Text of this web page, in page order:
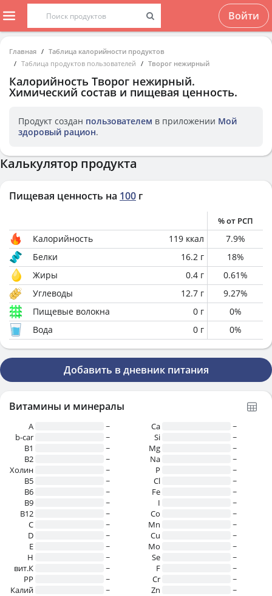
Войти
Главная
Таблица калорийности продуктов
Таблица продуктов пользователей
Творог нежирный
Калорийность Творог нежирный.
Химический состав и пищевая ценность.
Продукт создан пользователем в приложении Мой
здоровый рацион.
Калькулятор продукта
Пищевая ценность на 100 г
% от РСП
Калорийность 119 ккал 7.9%
Белки
16.2 г 18%
Жиры
0.4 г 0.61%
Углеводы
12.7 г 9.27%
Пищевые волокна
0 г 0%
Вода
0 г 0%
Добавить в дневник питания
Витамины и минералы
A
~
b-car
~
В1
~
B2
~
Холин
~
B5
~
B6
~
B9
~
B12
~
C
~
D
~
E
~
H
~
вит.К
~
PP
~
Калий
~
Ca
~
Si
~
Mg
~
Na
~
P
~
Cl
~
Fe
~
I
~
Co
~
Mn
~
Cu
~
Mo
~
Se
~
F
~
Cr
~
Zn
~